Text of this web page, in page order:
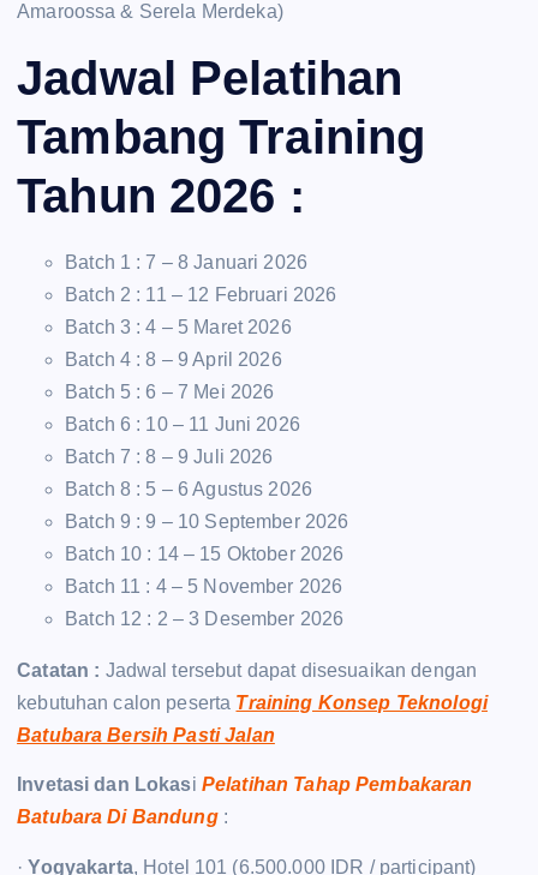
Amaroossa & Serela Merdeka)
Jadwal Pelatihan
Tambang Training
Tahun 2026 :
Batch 1 : 7 – 8 Januari 2026
Batch 2 : 11 – 12 Februari 2026
Batch 3 : 4 – 5 Maret 2026
Batch 4 : 8 – 9 April 2026
Batch 5 : 6 – 7 Mei 2026
Batch 6 : 10 – 11 Juni 2026
Batch 7 : 8 – 9 Juli 2026
Batch 8 : 5 – 6 Agustus 2026
Batch 9 : 9 – 10 September 2026
Batch 10 : 14 – 15 Oktober 2026
Batch 11 : 4 – 5 November 2026
Batch 12 : 2 – 3 Desember 2026
Catatan : Jadwal tersebut dapat disesuaikan dengan
kebutuhan calon peserta Training Konsep Teknologi
Batubara Bersih Pasti Jalan
Invetasi dan Lokasi Pelatihan Tahap Pembakaran
Batubara Di Bandung :
·Yogyakarta, Hotel 101 (6.500.000 IDR / participant)